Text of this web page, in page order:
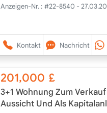
Anzeigen-Nr. : #22-8540 -
Kontakt Nachricht
201,000 £
3+1 Wohnung Zum
Aussicht Und Als